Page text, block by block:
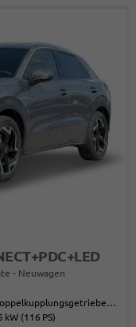
Neuwagen
Doppelkupplungsgetriebe (DSG)
kW (116 PS)